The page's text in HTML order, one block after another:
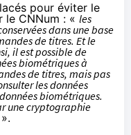
pour éviter le
le CNNum : « les
dans une base
de titres. Et le
il est possible de
biométriques à
de titres, mais pas
les données
biométriques.
une cryptographie
».